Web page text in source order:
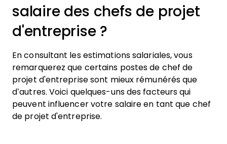
salaire des chefs de projet
d'entreprise ?
En consultant les estimations salariales, vous
remarquerez que certains postes de chef de
projet d'entreprise sont mieux rémunérés que
d’autres. Voici quelques-uns des facteurs qui
peuvent influencer votre salaire en tant que chef
de projet d'entreprise.